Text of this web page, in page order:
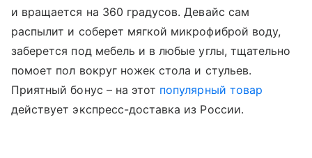
и вращается на 360 градусов. Девайс сам
распылит и соберет мягкой микрофиброй воду,
заберется под мебель и в любые углы, тщательно
помоет пол вокруг ножек стола и стульев.
Приятный бонус – на этот популярный товар
действует экспресс-доставка из России.